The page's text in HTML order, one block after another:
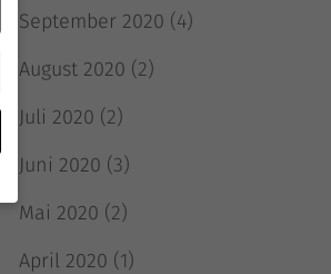
September 2020 (4)
August 2020 (2)
Juli 2020 (2)
Juni 2020 (3)
Mai 2020 (2)
April 2020 (1)